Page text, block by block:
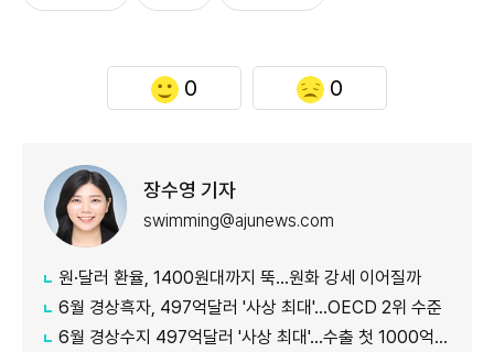
0 0
장수영 기자
swimming@ajunews.com
원·달러 환율, 1400원대까지 뚝…원화 강세 이어질까
6월 경상흑자, 497억달러 '사상 최대'…OECD 2위 수준
6월 경상수지 497억달러 '사상 최대'…수출 첫 1000억달러 돌파